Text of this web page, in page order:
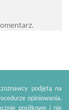
podjętą na
opiniowania.
posiłkowe i nie